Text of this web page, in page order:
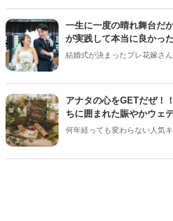
している…！」など考えてい
う・・・！ と結婚式準備にあ
です＊
一生に一度の晴れ舞台だ
が実践して本当に良かっ
結婚式が決まったプレ花嫁さ
始めると、「何から手をつけ
りますよね。SNSで素敵な写
りたい！」と夢が膨らむ一方
注力すべき？」という悩みも尽きないもの。 そ
素敵な結婚式を見届けてきた
よかった！」と心から思える
します。ぜひ、これからの準
アナタの心をGETだぜ！
ちに囲まれた賑やかウェ
何年経っても変わらない人気
日は、大好きなこの子たちに